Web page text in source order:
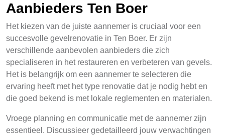
Aanbieders Ten Boer
Het kiezen van de juiste aannemer is cruciaal voor een
succesvolle gevelrenovatie in Ten Boer. Er zijn
verschillende aanbevolen aanbieders die zich
specialiseren in het restaureren en verbeteren van gevels.
Het is belangrijk om een aannemer te selecteren die
ervaring heeft met het type renovatie dat je nodig hebt en
die goed bekend is met lokale reglementen en materialen.
Vroege planning en communicatie met de aannemer zijn
essentieel. Discussieer gedetailleerd jouw verwachtingen